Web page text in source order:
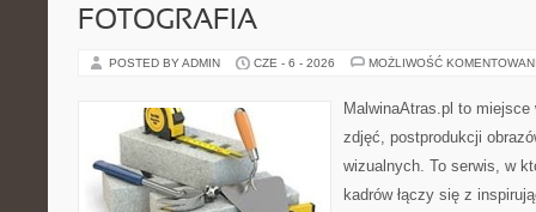
FOTOGRAFIA
POSTED BY ADMIN CZE - 6 - 2026 MOŻLIWOŚĆ
MalwinaAtras.pl to
zdjęć, postprodukcji
wizualnych. To serwis, w
kadrów łączy się z